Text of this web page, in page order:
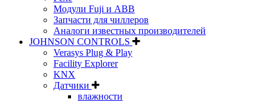
Модули Fuji и ABB
Запчасти для чиллеров
Аналоги известных производителей
JOHNSON CONTROLS
Verasys Plug & Play
Facility Explorer
KNX
Датчики
влажности